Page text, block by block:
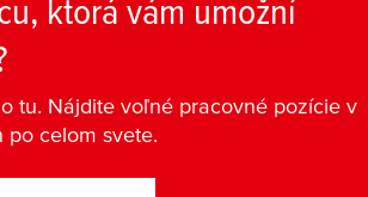
ktorá vám umožní
tu. Nájdite voľné pracovné pozície v
po celom svete.